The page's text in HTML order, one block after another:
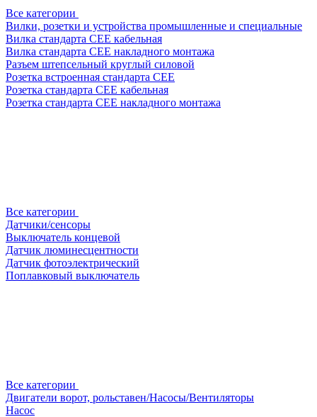
Все категории
Вилки, розетки и устройства промышленные и специальные
Вилка стандарта CEE кабельная
Вилка стандарта CEE накладного монтажа
Разъем штепсельный круглый силовой
Розетка встроенная стандарта CEE
Розетка стандарта СЕЕ кабельная
Розетка стандарта СЕЕ накладного монтажа
Все категории
Датчики/сенсоры
Выключатель концевой
Датчик люминесцентности
Датчик фотоэлектрический
Поплавковый выключатель
Все категории
Двигатели ворот, рольставен/Насосы/Вентиляторы
Насос